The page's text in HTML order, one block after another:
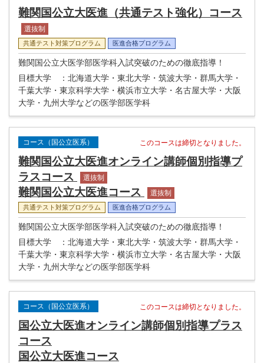
難関国公立大医進（共通テスト強化）コース
選抜制
共通テスト対策プログラム 医進合格プログラム
難関国公立大医学部医学科入試突破のための徹底指導！
目標大学
：北海道大学・東北大学・筑波大学・群馬大学・
千葉大学・東京科学大学・横浜市立大学・名古屋大学・大阪
大学・九州大学などの医学部医学科
このコースは締切となりました。
コース（国公立医系）
難関国公立大医進オンライン講師個別指導プ
ラスコース
選抜制
難関国公立大医進コース 選抜制
共通テスト対策プログラム 医進合格プログラム
難関国公立大医学部医学科入試突破のための徹底指導！
目標大学
：北海道大学・東北大学・筑波大学・群馬大学・
千葉大学・東京科学大学・横浜市立大学・名古屋大学・大阪
大学・九州大学などの医学部医学科
このコースは締切となりました。
コース（国公立医系）
国公立大医進オンライン講師個別指導プラス
コース
国公立大医進コース